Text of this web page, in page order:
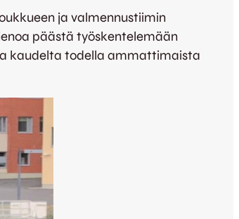
ja valmennustiimin
päästä työskentelemään
kaudelta todella ammattimaista